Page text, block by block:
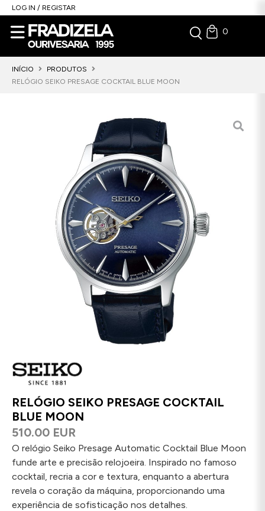
LOG IN / REGISTAR
0
INÍCIO
PRODUTOS
RELÓGIO SEIKO PRESAGE COCKTAIL BLUE MOON
RELÓGIO SEIKO PRESAGE COCKTAIL
BLUE MOON
510.00 EUR
O relógio Seiko Presage Automatic Cocktail Blue Moon
funde arte e precisão relojoeira. Inspirado no famoso
cocktail, recria a cor e textura, enquanto a abertura
revela o coração da máquina, proporcionando uma
experiência de sofisticação nos detalhes.